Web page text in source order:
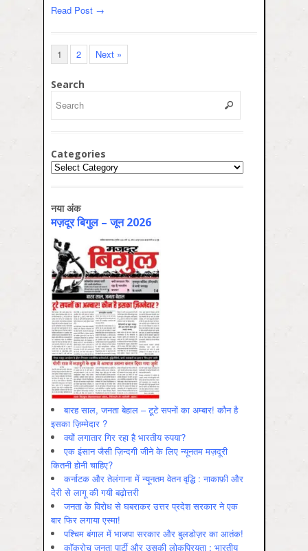
Read Post →
1 2 Next »
Search
Categories
Categories
नया अंक
मज़दूर बिगुल – जून 2026
बारह साल, जनता बेहाल – टूटे सपनों का अम्बार! कौन है
इसका ज़िम्मेदार ?
क्यों लगातार गिर रहा है भारतीय रुपया?
एक इंसान जैसी ज़िन्दगी जीने के लिए न्यूनतम मज़दूरी
कितनी होनी चाहिए?
कर्नाटक और तेलंगाना में न्यूनतम वेतन वृद्धि : नाकाफ़ी और
देरी से लागू की गयी बढ़ोत्तरी
जनता के विरोध से घबराकर उत्तर प्रदेश सरकार ने एक
बार फिर लगाया एस्मा!
पश्चिम बंगाल में भाजपा सरकार और बुलडोज़र का आतंक!
कॉकरोच जनता पार्टी और उसकी लोकप्रियता : भारतीय